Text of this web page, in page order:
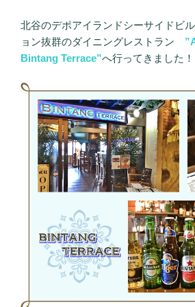
北谷のデポアイランドシーサイドビ
ョン抜群のダイニングレストラン
Bintang Terrace”へ行ってきました！